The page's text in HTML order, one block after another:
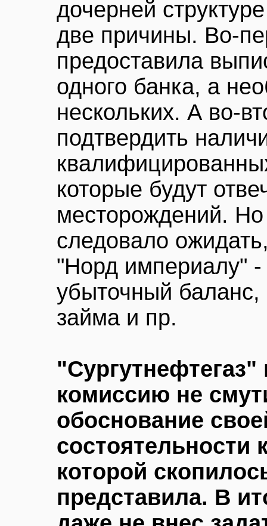
дочерней
две причины. Во-
предоставила
одного банка, а
нескольких. А во-
подтвердить
которые будут
месторождений.
следовало
"Норд империалу"
убыточный баланс,
займа и пр.
комиссию не
обоснование
состоятельности
которой
представила. В